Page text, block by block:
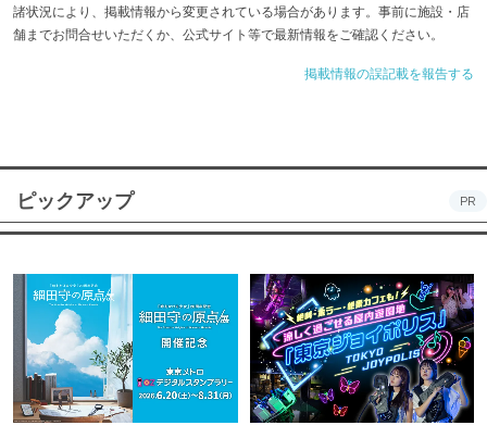
諸状況により、掲載情報から変更されている場合があります。事前に施設・店
舗までお問合せいただくか、公式サイト等で最新情報をご確認ください。
掲載情報の誤記載を報告する
ピックアップ PR